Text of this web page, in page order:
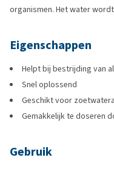
organismen. Het water
Eigenschappen
Helpt bij bestrijding van
Snel oplossend
Geschikt voor
Gemakkelijk te doseren
Gebruik